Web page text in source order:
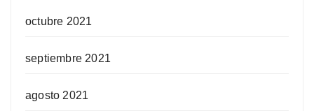
octubre 2021
septiembre 2021
agosto 2021